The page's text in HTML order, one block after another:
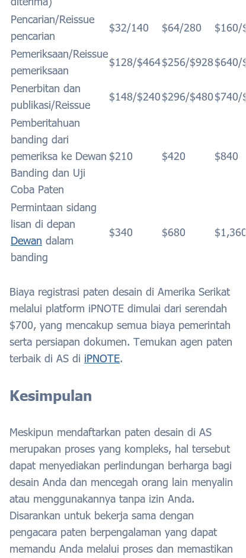
Pencarian/Reissue
pencarian
$32/140 $64/280
$160/
Pemeriksaan/Reissue
pemeriksaan
$128/$464$256/$928$640/
Penerbitan dan
publikasi/Reissue
$148/$240$296/$480$740/
Pemberitahuan
banding dari
pemeriksa ke Dewan
Banding dan Uji
Coba Paten
$210 $420 $840
Permintaan sidang
lisan di depan
Dewan dalam
banding
$340 $680 $1,360
Biaya registrasi paten desain di Amerika Serikat
melalui platform iPNOTE dimulai dari serendah
$700, yang mencakup semua biaya pemerintah
serta persiapan dokumen. Temukan agen paten
terbaik di AS di iPNOTE.
Kesimpulan
Meskipun mendaftarkan paten desain di AS
merupakan proses yang kompleks, hal tersebut
dapat menyediakan perlindungan berharga bagi
desain Anda dan mencegah orang lain menyalin
atau menggunakannya tanpa izin Anda.
Disarankan untuk bekerja sama dengan
pengacara paten berpengalaman yang dapat
memandu Anda melalui proses dan memastikan